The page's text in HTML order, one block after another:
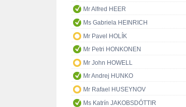
Mr Alfred HEER
Ms Gabriela HEINRICH
Mr Pavel HOLÍK
Mr Petri HONKONEN
Mr John HOWELL
Mr Andrej HUNKO
Mr Rafael HUSEYNOV
Ms Katrín JAKOBSDÓTTIR